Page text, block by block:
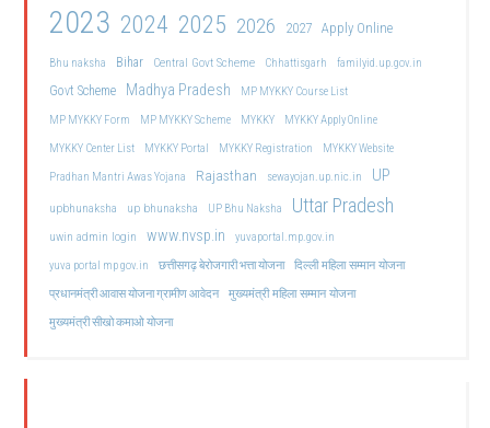
2023 2024 2025 2026 2027 Apply Online
Bhu naksha Bihar Central Govt Scheme Chhattisgarh familyid.up.gov.in
Govt Scheme Madhya Pradesh
MP MYKKY Course List
MP MYKKY Form
MP MYKKY Scheme MYKKY
MYKKY Apply Online
MYKKY Center List
MYKKY Portal MYKKY Registration
MYKKY Website
Pradhan Mantri Awas Yojana
Rajasthan sewayojan.up.nic.in UP
upbhunaksha up bhunaksha UP Bhu Naksha Uttar Pradesh
uwin admin login www.nvsp.in
yuvaportal.mp.gov.in
yuva portal mp gov.in
छत्तीसगढ़ बेरोजगारी भत्ता योजना दिल्ली महिला सम्मान योजना
प्रधानमंत्री आवास योजना ग्रामीण आवेदन मुख्यमंत्री महिला सम्मान योजना
मुख्यमंत्री सीखो कमाओ योजना